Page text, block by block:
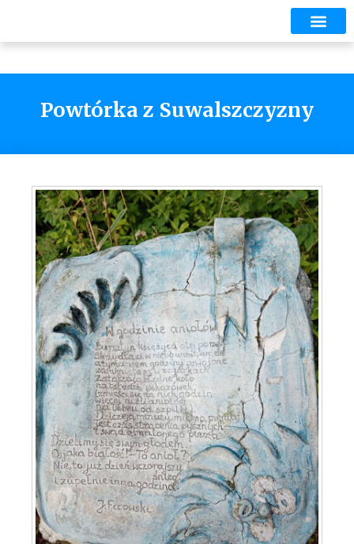
Powtórka z Suwalszczyzny